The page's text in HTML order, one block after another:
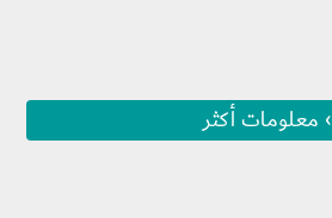
› معلومات أكثر